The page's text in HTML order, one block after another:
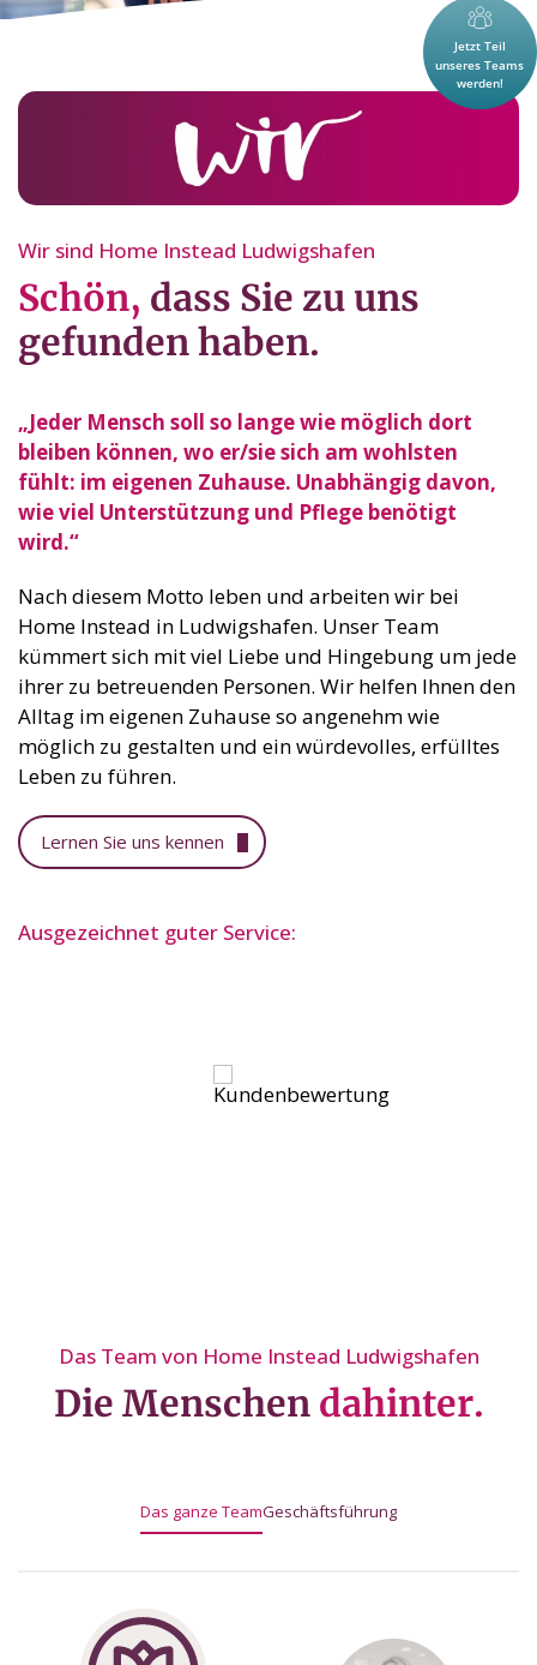
Wir sind Home Instead Ludwigshafen
Schön, dass Sie zu uns
gefunden haben.
„Jeder Mensch soll so lange wie möglich dort
bleiben können, wo er/sie sich am wohlsten
fühlt: im eigenen Zuhause. Unabhängig davon,
wie viel Unterstützung und Pflege benötigt
wird.“
Nach diesem Motto leben und arbeiten wir bei
Home Instead in Ludwigshafen. Unser Team
kümmert sich mit viel Liebe und Hingebung um jede
ihrer zu betreuenden Personen. Wir helfen Ihnen den
Alltag im eigenen Zuhause so angenehm wie
möglich zu gestalten und ein würdevolles, erfülltes
Leben zu führen.
Lernen Sie uns kennen
Ausgezeichnet guter Service:
Das Team von Home Instead Ludwigshafen
Die Menschen dahinter.
Das ganze TeamGeschäftsführung